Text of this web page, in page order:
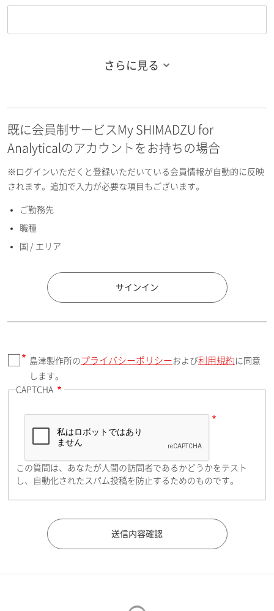
お名前フリガナ（名）
E-mailアドレス（半角英数）
国 / エリア
郵便番号（勤務先）
住所検索
都道府県（勤務先）
さらに見る
既に会員制サービスMy SHIMADZU for
Analyticalのアカウントをお持ちの場合
※ログインいただくと登録いただいている会員情報が自動的に反映
されます。追加で入力が必要な項目もございます。
ご勤務先
職種
国 / エリア
サインイン
島津製作所の プライバシーポリシー および利用規約 に同意
します。
CAPTCHA
この質問は、あなたが人間の訪問者であるかどうかをテスト
し、自動化されたスパム投稿を防止するためのものです。